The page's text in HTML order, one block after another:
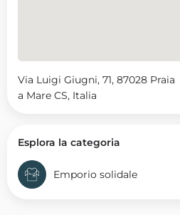
Via Luigi Giugni, 71, 87028 Praia
a Mare CS, Italia
Esplora la categoria
Emporio solidale